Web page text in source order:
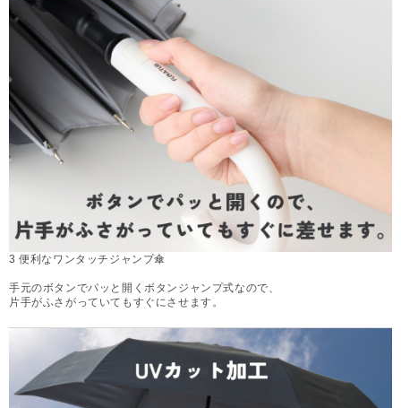
3 便利なワンタッチジャンプ傘
手元のボタンでパッと開くボタンジャンプ式なので、
片手がふさがっていてもすぐにさせます。